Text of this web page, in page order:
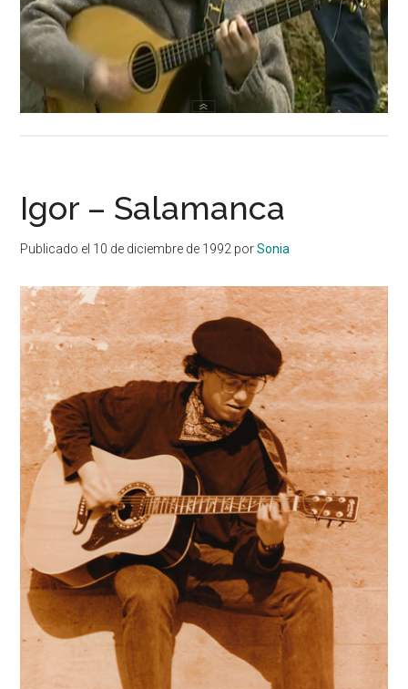
Igor – Salamanca
Publicado el 10 de diciembre de 1992 porSonia